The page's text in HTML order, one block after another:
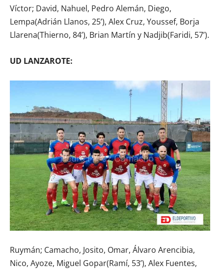
Víctor; David, Nahuel, Pedro Alemán, Diego,
Lempa(Adrián Llanos, 25’), Alex Cruz, Youssef, Borja
Llarena(Thierno, 84’), Brian Martín y Nadjib(Faridi, 57’).
UD LANZAROTE:
Ruymán; Camacho, Josito, Omar, Álvaro Arencibia,
Nico, Ayoze, Miguel Gopar(Ramí, 53’), Alex Fuentes,